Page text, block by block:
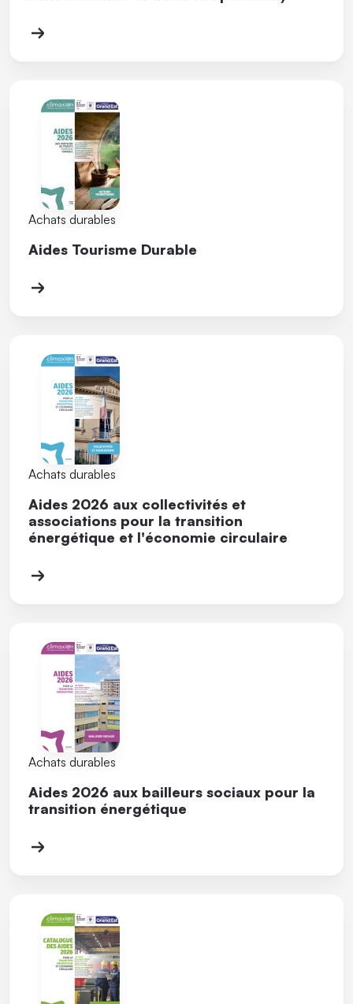
Achats durables
Aides Tourisme Durable
Achats durables
Aides 2026 aux collectivités et
associations pour la transition
énergétique et l'économie circulaire
Achats durables
Aides 2026 aux bailleurs sociaux pour la
transition énergétique